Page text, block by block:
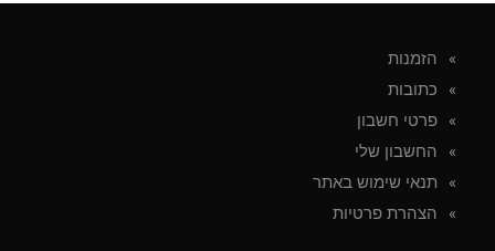
הזמנות
כתובות
פרטי חשבון
החשבון שלי
תנאי שימוש באתר
הצהרת פרטיות